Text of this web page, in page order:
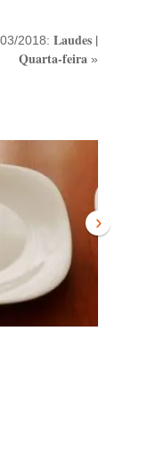
2018: Laudes |
Quarta-feira »
›